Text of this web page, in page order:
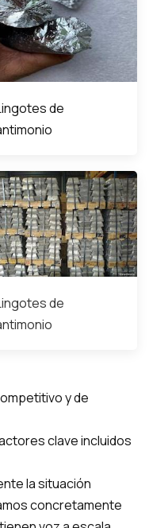
de
de
y de
clave incluidos
la situación
concretamente